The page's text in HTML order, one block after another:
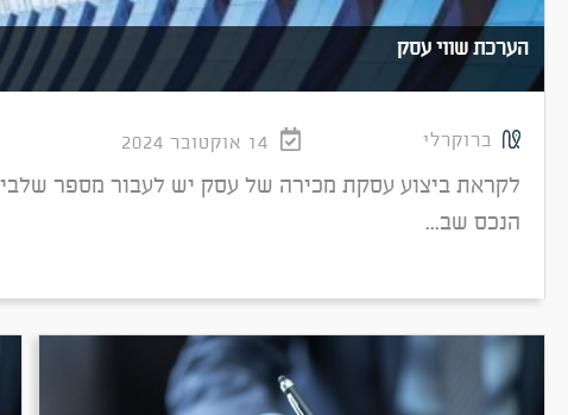
הערכת שווי עסק
ברוקרלי
לקראת ביצוע עסקת מכירה של עסק יש לעבור מספר
הנכס שב...